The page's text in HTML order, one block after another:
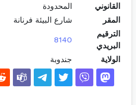
القانوني
المحدودة
المقر
شارع البيئة فرنانة
الترقيم
البريدي
8140
الولاية جندوبة